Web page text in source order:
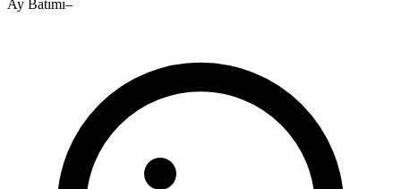
Ay Batımı–